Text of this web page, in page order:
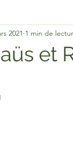
et
2021 1 min de